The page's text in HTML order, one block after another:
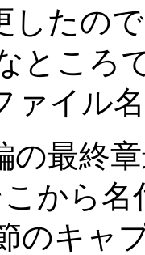
したの
ところ
ァイル
の最終
こから
のキャ